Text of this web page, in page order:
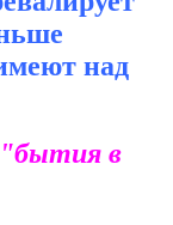
над
"бытия в